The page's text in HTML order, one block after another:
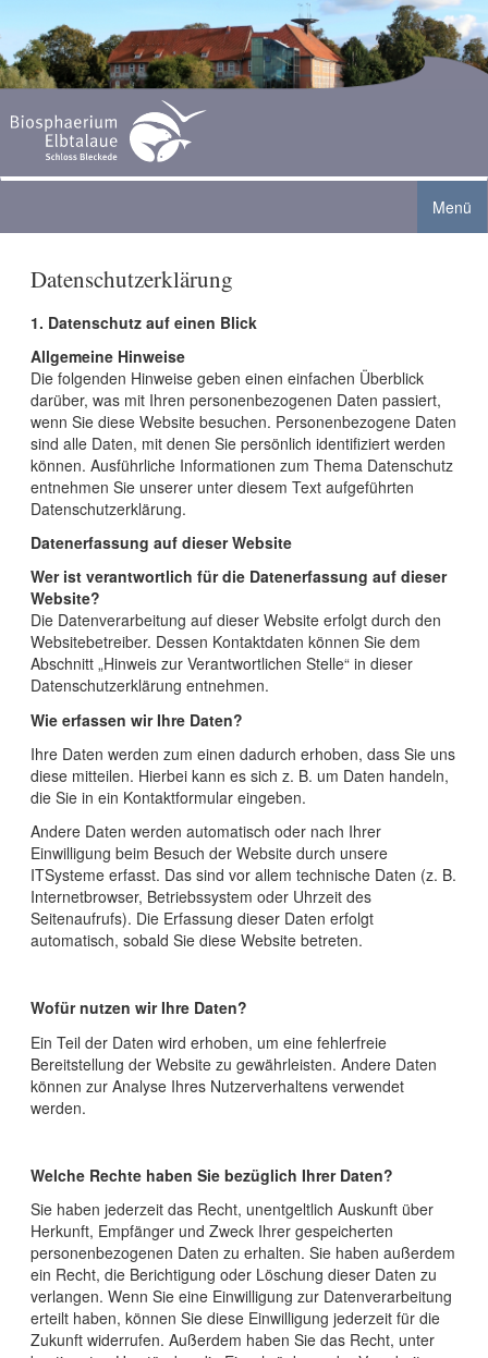
Menü
Biosphaerium Elbtalaue
Ausstellung
Biberanlage
Aquarienlandschaft
Störche in der Elbtalaue
Anfahrt, Öffnungszeiten, Preise
Angebote
Gruppen
Familien
Schulen
Aktuelles
Sommer-Ferienprogramm 2026
Grenzturm Neu Bleckede geöffnet
Nachwuchs in der Biberburg
Das Bleckeder Storchennest
Entdecken Sie die Vielfalt der Elbtalaue in unserem
Biosphärenraum
Wir machen Bleckede insektenfreundlicher!
Kronkorkensammlung durch die Stadt Bleckede
Bock auf Abenteuer an der Elbe?
Café
Service
Barrierefreiheit
WLAN auf dem Schlosshof
Shop
Prospektbestellung
Faltblätter zum Download
Videos
Links
Kontakt
Datenschutz­erklärung
1. Datenschutz auf einen Blick
Allgemeine Hinweise
Die folgenden Hinweise geben einen einfachen Überblick
darüber, was mit Ihren personenbezogenen Daten passiert,
wenn Sie diese Website besuchen. Personenbezogene Daten
sind alle Daten, mit denen Sie persönlich identifiziert werden
können. Ausführliche Informationen zum Thema Datenschutz
entnehmen Sie unserer unter diesem Text aufgeführten
Datenschutzerklärung.
Datenerfassung auf dieser Website
Wer ist verantwortlich für die Datenerfassung auf dieser
Website?
Die Datenverarbeitung auf dieser Website erfolgt durch den
Websitebetreiber. Dessen Kontaktdaten können Sie dem
Abschnitt „Hinweis zur Verantwortlichen Stelle“ in dieser
Datenschutzerklärung entnehmen.
Wie erfassen wir Ihre Daten?
Ihre Daten werden zum einen dadurch erhoben, dass Sie uns
diese mitteilen. Hierbei kann es sich z. B. um Daten handeln,
die Sie in ein Kontaktformular eingeben.
Andere Daten werden automatisch oder nach Ihrer
Einwilligung beim Besuch der Website durch unsere
ITSysteme erfasst. Das sind vor allem technische Daten (z. B.
Internetbrowser, Betriebssystem oder Uhrzeit des
Seitenaufrufs). Die Erfassung dieser Daten erfolgt
automatisch, sobald Sie diese Website betreten.
Wofür nutzen wir Ihre Daten?
Ein Teil der Daten wird erhoben, um eine fehlerfreie
Bereitstellung der Website zu gewährleisten. Andere Daten
können zur Analyse Ihres Nutzerverhaltens verwendet
werden.
Welche Rechte haben Sie bezüglich Ihrer Daten?
Sie haben jederzeit das Recht, unentgeltlich Auskunft über
Herkunft, Empfänger und Zweck Ihrer gespeicherten
personenbezogenen Daten zu erhalten. Sie haben außerdem
ein Recht, die Berichtigung oder Löschung dieser Daten zu
verlangen. Wenn Sie eine Einwilligung zur Datenverarbeitung
erteilt haben, können Sie diese Einwilligung jederzeit für die
Zukunft widerrufen. Außerdem haben Sie das Recht, unter